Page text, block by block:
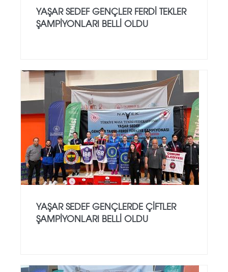
YAŞAR SEDEF GENÇLER FERDI TEKLER
ŞAMPIYONLARI BELLI OLDU
YAŞAR SEDEF GENÇLERDE ÇIFTLER
ŞAMPIYONLARI BELLI OLDU